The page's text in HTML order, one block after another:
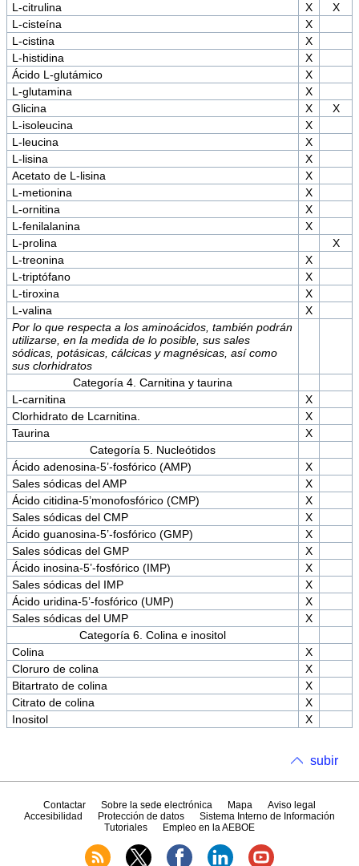
L-citrulina
X
X
L-cisteína
X
L-cistina
X
L-histidina
X
Ácido L-glutámico
X
L-glutamina
X
Glicina
X
X
L-isoleucina
X
L-leucina
X
L-lisina
X
Acetato de L-lisina
X
L-metionina
X
L-ornitina
X
L-fenilalanina
X
L-prolina
X
L-treonina
X
L-triptófano
X
L-tiroxina
X
L-valina
X
Por lo que respecta a los aminoácidos, también podrán
utilizarse, en la medida de lo posible, sus sales
sódicas, potásicas, cálcicas y magnésicas, así como
sus clorhidratos
Categoría 4. Carnitina y taurina
L-carnitina
X
Clorhidrato de Lcarnitina.
X
Taurina
X
Categoría 5. Nucleótidos
Ácido adenosina-5’-fosfórico (AMP)
X
Sales sódicas del AMP
X
Ácido citidina-5’monofosfórico (CMP)
X
Sales sódicas del CMP
X
Ácido guanosina-5’-fosfórico (GMP)
X
Sales sódicas del GMP
X
Ácido inosina-5’-fosfórico (IMP)
X
Sales sódicas del IMP
X
Ácido uridina-5’-fosfórico (UMP)
X
Sales sódicas del UMP
X
Categoría 6. Colina e inositol
Colina
X
Cloruro de colina
X
Bitartrato de colina
X
Citrato de colina
X
Inositol
X
subir
Contactar Sobre la sede electrónica Mapa
Aviso legal
Accesibilidad
Protección de datos
Sistema Interno de Información
Tutoriales
Empleo en la AEBOE